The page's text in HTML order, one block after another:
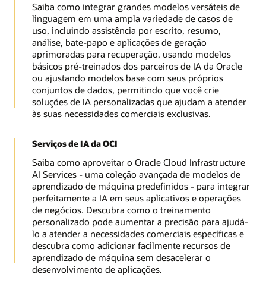
Saiba como integrar grandes modelos versáteis de
linguagem em uma ampla variedade de casos de
uso, incluindo assistência por escrito, resumo,
análise, bate-papo e aplicações de geração
aprimoradas para recuperação, usando modelos
básicos pré-treinados dos parceiros de IA da Oracle
ou ajustando modelos base com seus próprios
conjuntos de dados, permitindo que você crie
soluções de IA personalizadas que ajudam a atender
às suas necessidades comerciais exclusivas.
Serviços de IA da OCI
Saiba como aproveitar o Oracle Cloud Infrastructure
AI Services - uma coleção avançada de modelos de
aprendizado de máquina predefinidos - para integrar
perfeitamente a IA em seus aplicativos e operações
de negócios. Descubra como o treinamento
personalizado pode aumentar a precisão para ajudá-
lo a atender a necessidades comerciais específicas e
descubra como adicionar facilmente recursos de
aprendizado de máquina sem desacelerar o
desenvolvimento de aplicações.